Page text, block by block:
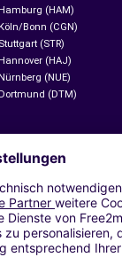
(HAM)
Bonn (CGN)
(STR)
(HAJ)
(NUE)
(DTM)